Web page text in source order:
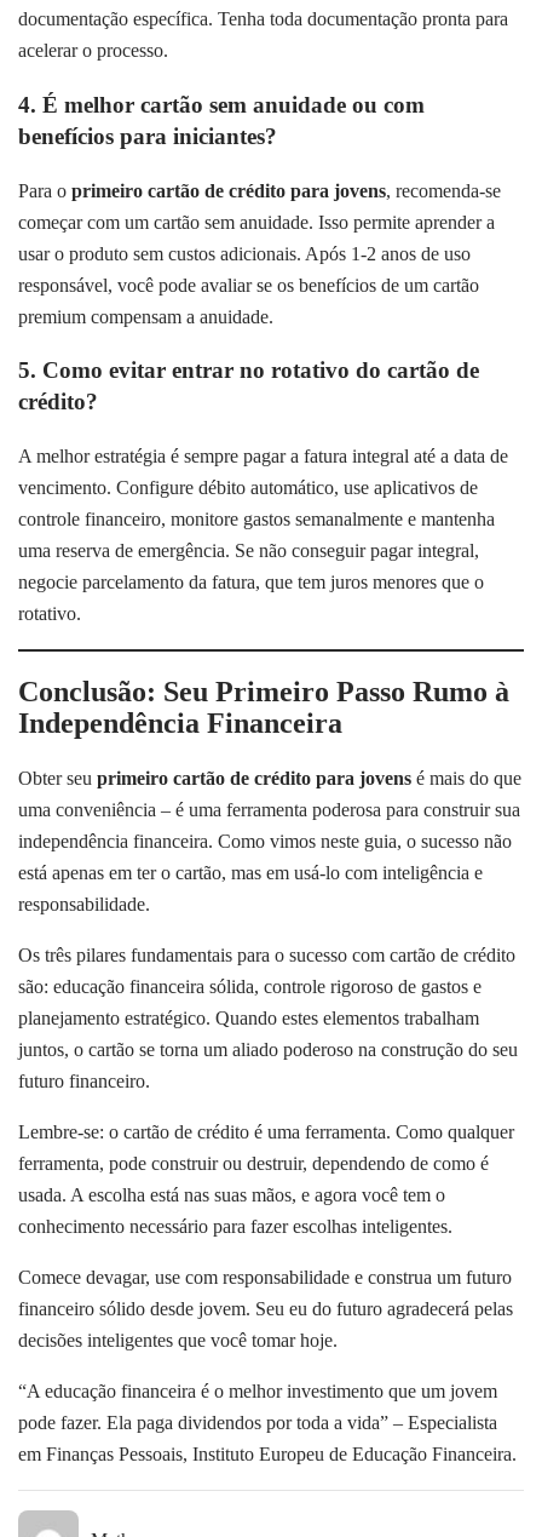
documentação específica. Tenha toda documentação pronta para
acelerar o processo.
4. É melhor cartão sem anuidade ou com
benefícios para iniciantes?
Para o primeiro cartão de crédito para jovens, recomenda-se
começar com um cartão sem anuidade. Isso permite aprender a
usar o produto sem custos adicionais. Após 1-2 anos de uso
responsável, você pode avaliar se os benefícios de um cartão
premium compensam a anuidade.
5. Como evitar entrar no rotativo do cartão de
crédito?
A melhor estratégia é sempre pagar a fatura integral até a data de
vencimento. Configure débito automático, use aplicativos de
controle financeiro, monitore gastos semanalmente e mantenha
uma reserva de emergência. Se não conseguir pagar integral,
negocie parcelamento da fatura, que tem juros menores que o
rotativo.
Conclusão: Seu Primeiro Passo Rumo à
Independência Financeira
Obter seu primeiro cartão de crédito para jovens é mais do que
uma conveniência – é uma ferramenta poderosa para construir sua
independência financeira. Como vimos neste guia, o sucesso não
está apenas em ter o cartão, mas em usá-lo com inteligência e
responsabilidade.
Os três pilares fundamentais para o sucesso com cartão de crédito
são: educação financeira sólida, controle rigoroso de gastos e
planejamento estratégico. Quando estes elementos trabalham
juntos, o cartão se torna um aliado poderoso na construção do seu
futuro financeiro.
Lembre-se: o cartão de crédito é uma ferramenta. Como qualquer
ferramenta, pode construir ou destruir, dependendo de como é
usada. A escolha está nas suas mãos, e agora você tem o
conhecimento necessário para fazer escolhas inteligentes.
Comece devagar, use com responsabilidade e construa um futuro
financeiro sólido desde jovem. Seu eu do futuro agradecerá pelas
decisões inteligentes que você tomar hoje.
“A educação financeira é o melhor investimento que um jovem
pode fazer. Ela paga dividendos por toda a vida” – Especialista
em Finanças Pessoais, Instituto Europeu de Educação Financeira.